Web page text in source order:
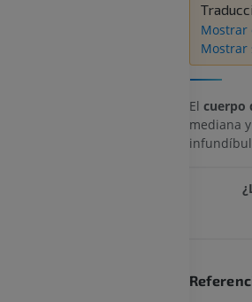
Mostrar
Mostrar
El cuerpo
mediana